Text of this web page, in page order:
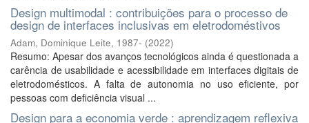
Design multimodal : contribuições para o processo de
design de interfaces inclusivas em eletrodoméstivos
Adam, Dominique Leite, 1987- (2022)
Resumo: Apesar dos avanços tecnológicos ainda é questionada a
carência de usabilidade e acessibilidade em interfaces digitais de
eletrodomésticos. A falta de autonomia no uso eficiente, por
pessoas com deficiência visual ...
Design para a economia verde : aprendizagem reflexiva